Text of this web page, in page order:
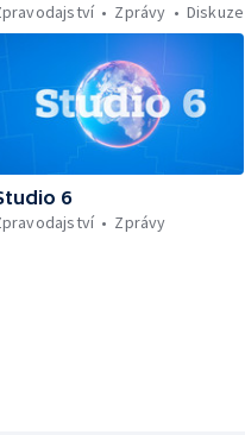
Zprávy Diskuze
6
Zprávy